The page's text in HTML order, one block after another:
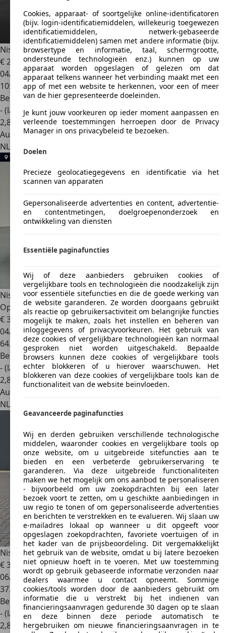
Nissan 370ZRoadster 3.7 V6 Pack / Stoelverwarming
€ 20.500
04/2011
105.640 km
Benzine
- (l/100 km)
2,8
Autobedrijf
NL 6412 ZJ
Nissan 370Z3.7 V6 Pack Nette staat! keurige auto en Full
Opti
€ 37.950
04/2018
64.234 km
Benzine
- (l/100 km)
2,8
Autobedrijf
NL 4131 NH
Nissan 370Z3.7 V6 Pack
€ 34.950
06/2016
37.644 km
Benzine
- (l/100 km)
2,8
Cookies, apparaat- of soortgelijke online-identificatoren
(bijv. login-identificatiemiddelen, willekeurig toegewezen
identificatiemiddelen, netwerk-gebaseerde
identificatiemiddelen) samen met andere informatie (bijv.
browsertype en informatie, taal, schermgrootte,
ondersteunde technologieën enz.) kunnen op uw
apparaat worden opgeslagen of gelezen om dat
apparaat telkens wanneer het verbinding maakt met een
app of met een website te herkennen, voor een of meer
van de hier gepresenteerde doeleinden.
Je kunt jouw voorkeuren op ieder moment aanpassen en
verleende toestemmingen herroepen door de Privacy
Manager in ons privacybeleid te bezoeken.
Doelen
Precieze geolocatiegegevens en identificatie via het
scannen van apparaten
Gepersonaliseerde advertenties en content, advertentie-
en contentmetingen, doelgroepenonderzoek en
ontwikkeling van diensten
Essentiële paginafuncties
Wij of deze aanbieders gebruiken cookies of
vergelijkbare tools en technologieën die noodzakelijk zijn
voor essentiële sitefuncties en die de goede werking van
de website garanderen. Ze worden doorgaans gebruikt
als reactie op gebruikersactiviteit om belangrijke functies
mogelijk te maken, zoals het instellen en beheren van
inloggegevens of privacyvoorkeuren. Het gebruik van
deze cookies of vergelijkbare technologieën kan normaal
gesproken niet worden uitgeschakeld. Bepaalde
browsers kunnen deze cookies of vergelijkbare tools
echter blokkeren of u hierover waarschuwen. Het
blokkeren van deze cookies of vergelijkbare tools kan de
functionaliteit van de website beïnvloeden.
Geavanceerde paginafuncties
Wij en derden gebruiken verschillende technologische
middelen, waaronder cookies en vergelijkbare tools op
onze website, om u uitgebreide sitefuncties aan te
bieden en een verbeterde gebruikerservaring te
garanderen. Via deze uitgebreide functionaliteiten
maken we het mogelijk om ons aanbod te personaliseren
- bijvoorbeeld om uw zoekopdrachten bij een later
bezoek voort te zetten, om u geschikte aanbiedingen in
uw regio te tonen of om gepersonaliseerde advertenties
en berichten te verstrekken en te evalueren. Wij slaan uw
e-mailadres lokaal op wanneer u dit opgeeft voor
opgeslagen zoekopdrachten, favoriete voertuigen of in
het kader van de prijsbeoordeling. Dit vergemakkelijkt
het gebruik van de website, omdat u bij latere bezoeken
niet opnieuw hoeft in te voeren. Met uw toestemming
wordt op gebruik gebaseerde informatie verzonden naar
dealers waarmee u contact opneemt. Sommige
cookies/tools worden door de aanbieders gebruikt om
informatie die u verstrekt bij het indienen van
financieringsaanvragen gedurende 30 dagen op te slaan
en deze binnen deze periode automatisch te
hergebruiken om nieuwe financieringsaanvragen in te